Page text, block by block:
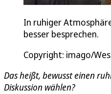
In ruhiger
besser besprechen.
Copyright: imago/
Das heißt, bewusst einen
Diskussion wählen?